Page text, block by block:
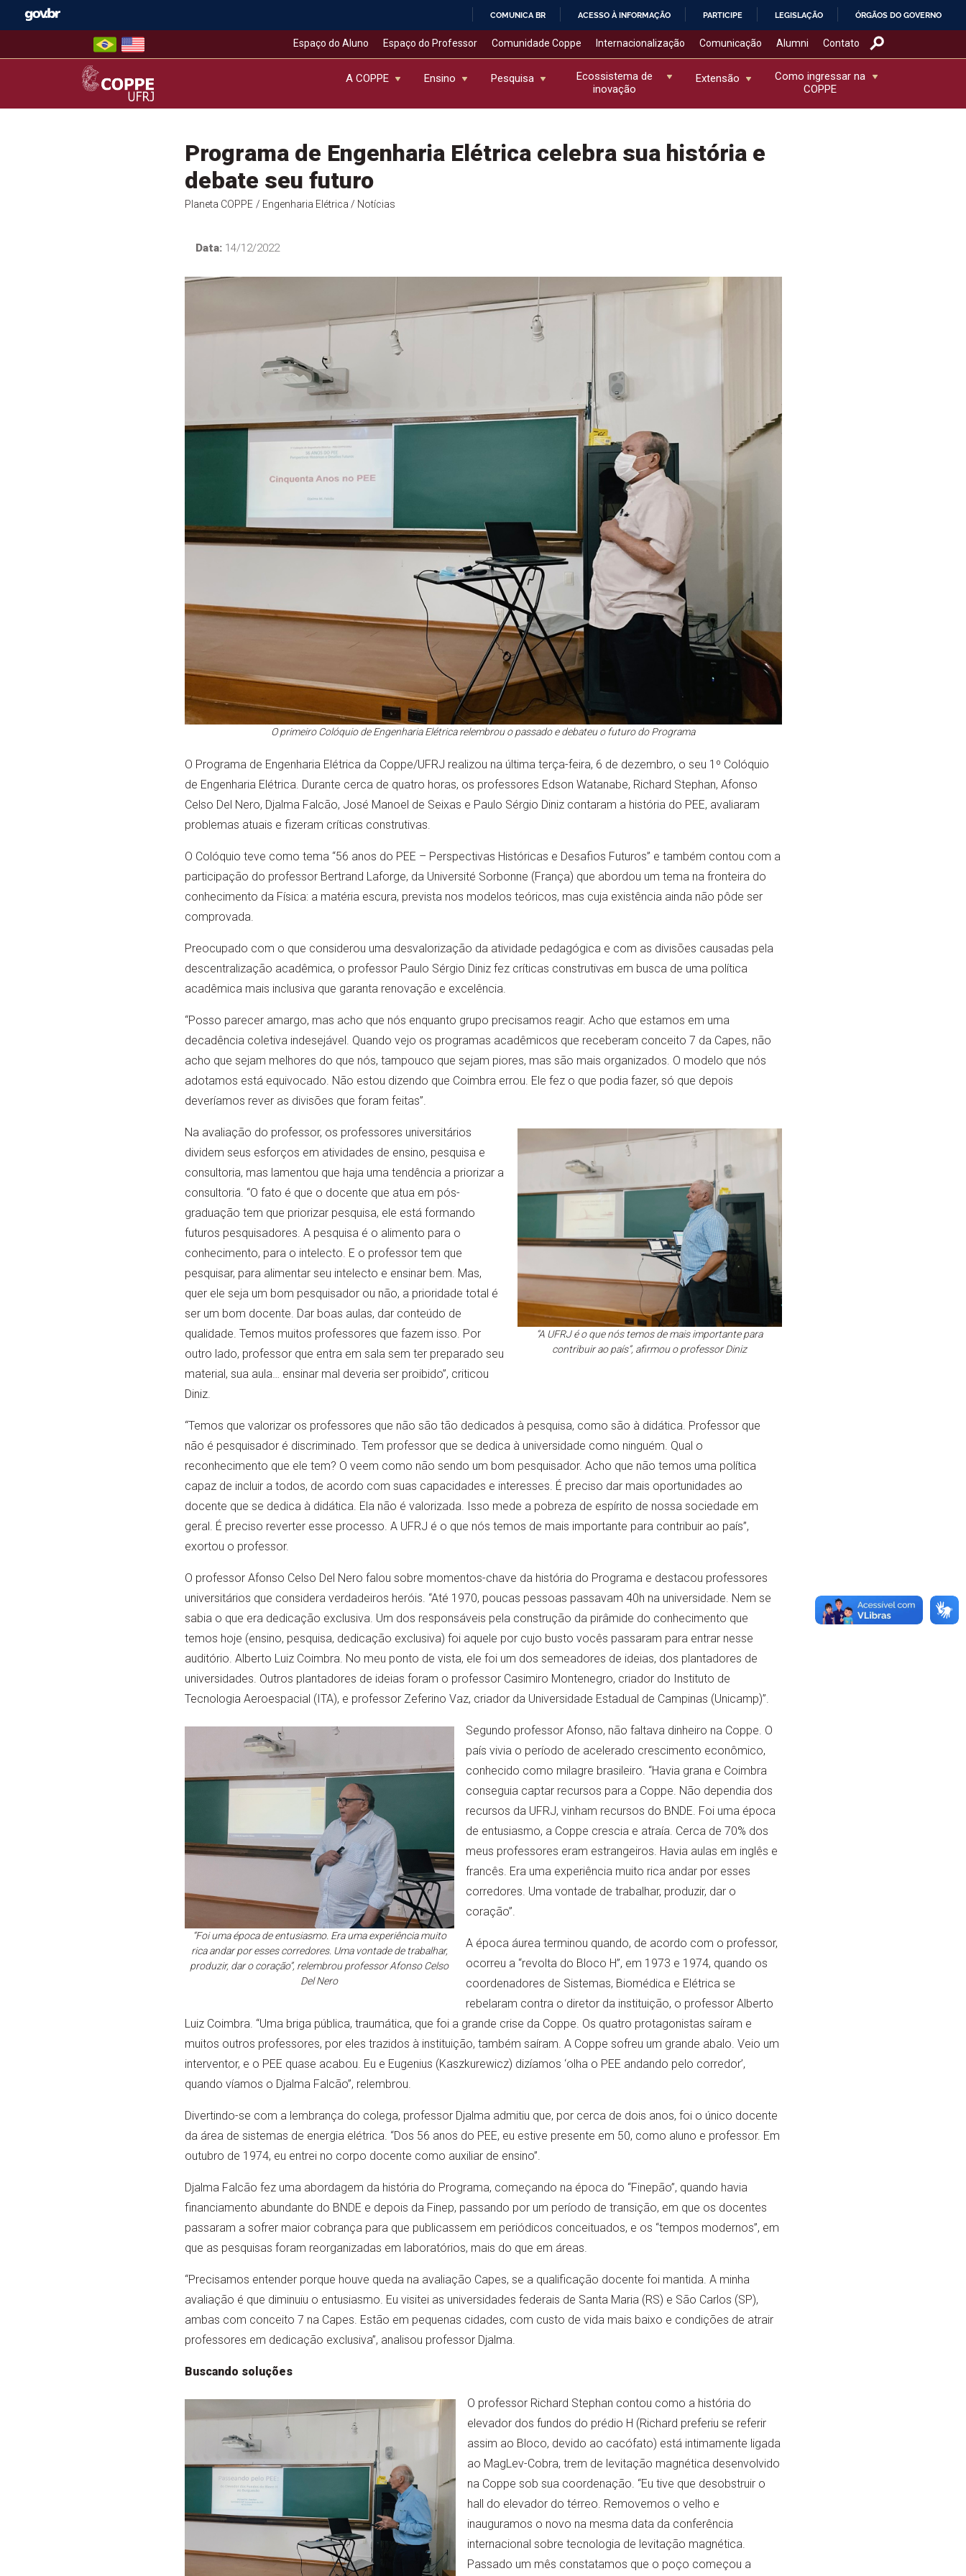
COMUNICA BR ACESSO À INFORMAÇÃO PARTICIPE LEGISLAÇÃO ÓRGÃOS DO GOVERNO
Espaço do Aluno Espaço do Professor Comunidade Coppe Internacionalização Comunicação Alumni Contato
COPPE – UFRJ
A COPPE Ensino Pesquisa
Ecossistema de
inovação
Extensão
Como ingressar na
COPPE
Programa de Engenharia Elétrica celebra sua história e
debate seu futuro
Planeta COPPE / Engenharia Elétrica / Notícias
Data:14/12/2022
O primeiro Colóquio de Engenharia Elétrica relembrou o passado e debateu o futuro do Programa
O Programa de Engenharia Elétrica da Coppe/UFRJ realizou na última terça-feira, 6 de dezembro, o seu 1º Colóquio
de Engenharia Elétrica. Durante cerca de quatro horas, os professores Edson Watanabe, Richard Stephan, Afonso
Celso Del Nero, Djalma Falcão, José Manoel de Seixas e Paulo Sérgio Diniz contaram a história do PEE, avaliaram
problemas atuais e fizeram críticas construtivas.
O Colóquio teve como tema “56 anos do PEE – Perspectivas Históricas e Desafios Futuros” e também contou com a
participação do professor Bertrand Laforge, da Université Sorbonne (França) que abordou um tema na fronteira do
conhecimento da Física: a matéria escura, prevista nos modelos teóricos, mas cuja existência ainda não pôde ser
comprovada.
Preocupado com o que considerou uma desvalorização da atividade pedagógica e com as divisões causadas pela
descentralização acadêmica, o professor Paulo Sérgio Diniz fez críticas construtivas em busca de uma política
acadêmica mais inclusiva que garanta renovação e excelência.
“Posso parecer amargo, mas acho que nós enquanto grupo precisamos reagir. Acho que estamos em uma
decadência coletiva indesejável. Quando vejo os programas acadêmicos que receberam conceito 7 da Capes, não
acho que sejam melhores do que nós, tampouco que sejam piores, mas são mais organizados. O modelo que nós
adotamos está equivocado. Não estou dizendo que Coimbra errou. Ele fez o que podia fazer, só que depois
deveríamos rever as divisões que foram feitas”.
“A UFRJ é o que nós temos de mais importante para
contribuir ao país”, afirmou o professor Diniz
Na avaliação do professor, os professores universitários
dividem seus esforços em atividades de ensino, pesquisa e
consultoria, mas lamentou que haja uma tendência a priorizar a
consultoria. “O fato é que o docente que atua em pós-
graduação tem que priorizar pesquisa, ele está formando
futuros pesquisadores. A pesquisa é o alimento para o
conhecimento, para o intelecto. E o professor tem que
pesquisar, para alimentar seu intelecto e ensinar bem. Mas,
quer ele seja um bom pesquisador ou não, a prioridade total é
ser um bom docente. Dar boas aulas, dar conteúdo de
qualidade. Temos muitos professores que fazem isso. Por
outro lado, professor que entra em sala sem ter preparado seu
material, sua aula… ensinar mal deveria ser proibido”, criticou
Diniz.
“Temos que valorizar os professores que não são tão dedicados à pesquisa, como são à didática. Professor que
não é pesquisador é discriminado. Tem professor que se dedica à universidade como ninguém. Qual o
reconhecimento que ele tem? O veem como não sendo um bom pesquisador. Acho que não temos uma política
capaz de incluir a todos, de acordo com suas capacidades e interesses. É preciso dar mais oportunidades ao
docente que se dedica à didática. Ela não é valorizada. Isso mede a pobreza de espírito de nossa sociedade em
geral. É preciso reverter esse processo. A UFRJ é o que nós temos de mais importante para contribuir ao país”,
exortou o professor.
O professor Afonso Celso Del Nero falou sobre momentos-chave da história do Programa e destacou professores
universitários que considera verdadeiros heróis. “Até 1970, poucas pessoas passavam 40h na universidade. Nem se
sabia o que era dedicação exclusiva. Um dos responsáveis pela construção da pirâmide do conhecimento que
temos hoje (ensino, pesquisa, dedicação exclusiva) foi aquele por cujo busto vocês passaram para entrar nesse
auditório. Alberto Luiz Coimbra. No meu ponto de vista, ele foi um dos semeadores de ideias, dos plantadores de
universidades. Outros plantadores de ideias foram o professor Casimiro Montenegro, criador do Instituto de
Tecnologia Aeroespacial (ITA), e professor Zeferino Vaz, criador da Universidade Estadual de Campinas (Unicamp)”.
“Foi uma época de entusiasmo. Era uma experiência muito
rica andar por esses corredores. Uma vontade de trabalhar,
produzir, dar o coração”, relembrou professor Afonso Celso
Del Nero
Segundo professor Afonso, não faltava dinheiro na Coppe. O
país vivia o período de acelerado crescimento econômico,
conhecido como milagre brasileiro. “Havia grana e Coimbra
conseguia captar recursos para a Coppe. Não dependia dos
recursos da UFRJ, vinham recursos do BNDE. Foi uma época
de entusiasmo, a Coppe crescia e atraía. Cerca de 70% dos
meus professores eram estrangeiros. Havia aulas em inglês e
francês. Era uma experiência muito rica andar por esses
corredores. Uma vontade de trabalhar, produzir, dar o
coração”.
A época áurea terminou quando, de acordo com o professor,
ocorreu a “revolta do Bloco H”, em 1973 e 1974, quando os
coordenadores de Sistemas, Biomédica e Elétrica se
rebelaram contra o diretor da instituição, o professor Alberto
Luiz Coimbra. “Uma briga pública, traumática, que foi a grande crise da Coppe. Os quatro protagonistas saíram e
muitos outros professores, por eles trazidos à instituição, também saíram. A Coppe sofreu um grande abalo. Veio um
interventor, e o PEE quase acabou. Eu e Eugenius (Kaszkurewicz) dizíamos ‘olha o PEE andando pelo corredor’,
quando víamos o Djalma Falcão”, relembrou.
Divertindo-se com a lembrança do colega, professor Djalma admitiu que, por cerca de dois anos, foi o único docente
da área de sistemas de energia elétrica. “Dos 56 anos do PEE, eu estive presente em 50, como aluno e professor. Em
outubro de 1974, eu entrei no corpo docente como auxiliar de ensino”.
Djalma Falcão fez uma abordagem da história do Programa, começando na época do “Finepão”, quando havia
financiamento abundante do BNDE e depois da Finep, passando por um período de transição, em que os docentes
passaram a sofrer maior cobrança para que publicassem em periódicos conceituados, e os “tempos modernos”, em
que as pesquisas foram reorganizadas em laboratórios, mais do que em áreas.
“Precisamos entender porque houve queda na avaliação Capes, se a qualificação docente foi mantida. A minha
avaliação é que diminuiu o entusiasmo. Eu visitei as universidades federais de Santa Maria (RS) e São Carlos (SP),
ambas com conceito 7 na Capes. Estão em pequenas cidades, com custo de vida mais baixo e condições de atrair
professores em dedicação exclusiva”, analisou professor Djalma.
Buscando soluções
O professor Richard Stephan contou como a história do
elevador dos fundos do prédio H (Richard preferiu se referir
assim ao Bloco, devido ao cacófato) está intimamente ligada
ao MagLev-Cobra, trem de levitação magnética desenvolvido
na Coppe sob sua coordenação. “Eu tive que desobstruir o
hall do elevador do térreo. Removemos o velho e
inauguramos o novo na mesma data da conferência
internacional sobre tecnologia de levitação magnética.
Passado um mês constatamos que o poço começou a